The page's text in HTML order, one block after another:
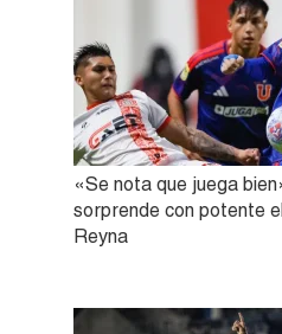
«Se nota que juega
sorprende con potente
Reyna